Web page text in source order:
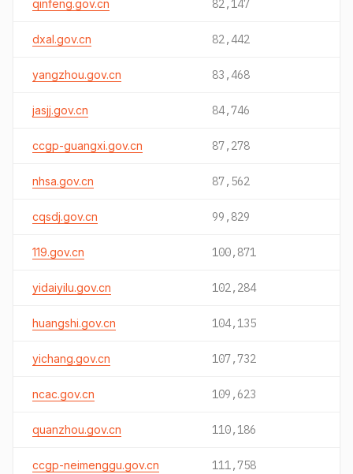
qinfeng.gov.cn 82,147
dxal.gov.cn 82,442
yangzhou.gov.cn 83,468
jasjj.gov.cn 84,746
ccgp-guangxi.gov.cn 87,278
nhsa.gov.cn 87,562
cqsdj.gov.cn 99,829
119.gov.cn 100,871
yidaiyilu.gov.cn 102,284
huangshi.gov.cn 104,135
yichang.gov.cn 107,732
ncac.gov.cn 109,623
quanzhou.gov.cn 110,186
ccgp-neimenggu.gov.cn 111,758